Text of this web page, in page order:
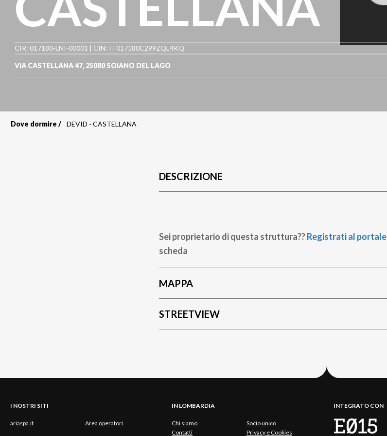
CIR: 017180-LNI-00001 | CIN: IT017180C299ZQL4KQ
VIA CASTELLANA 47, 25080 SOIANO DEL LAGO
Dove dormire DEVID - CASTELLANA
DESCRIZIONE
Sei proprietario di questa struttura??Registrati al portale
scheda
MAPPA
STREETVIEW
I NOSTRI SITI
ariaspa.it Area operatori
IN LOMBARDIA
Chi siamo
Socio unico
Contatti
Privacy e Cookies
INTEGRATO CON